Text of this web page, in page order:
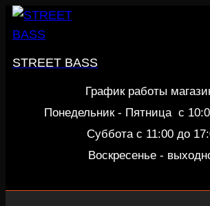
Перейти
STREET BASS
График работы
Понедельник - Пятница c
Суббота с 11:00 до
Воскресенье -